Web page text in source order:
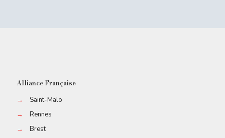
Alliance Française
→
Saint-Malo
→
Rennes
→
Brest